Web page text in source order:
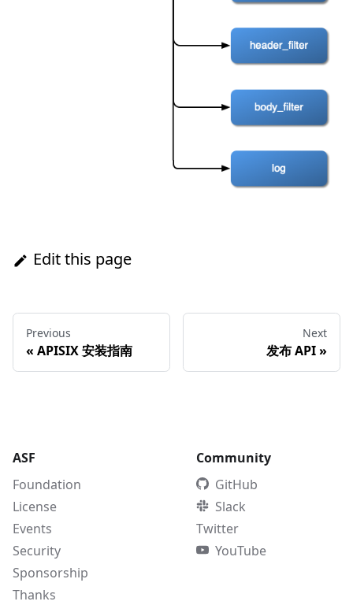
Edit this page
Previous
« APISIX 安装指南
Next
发布 API»
ASF
Foundation
License
Events
Security
Sponsorship
Thanks
Community
GitHub
Slack
Twitter
YouTube